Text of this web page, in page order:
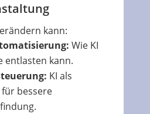
kann:
Wie KI
entlasten kann.
KI als
bessere